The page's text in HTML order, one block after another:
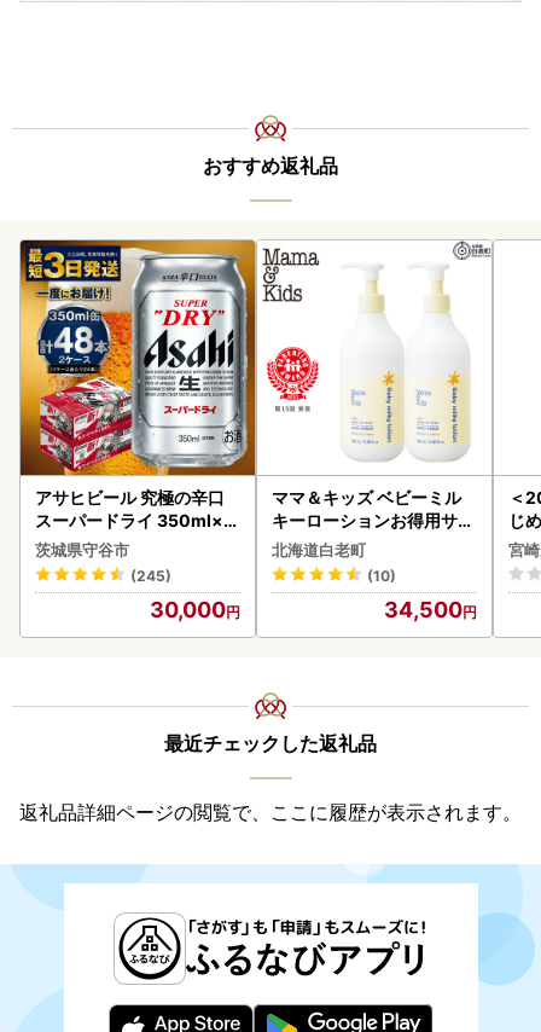
おすすめ返礼品
アサヒビール 究極の辛口
スーパードライ 350ml×4
8本 ビール
茨城県守谷市
(245)
30,000
ママ＆キッズ ベビーミル
キーローションお得用サイ
ズ 380ml 2本セット CH21
0
北海道白老町
(10)
34,500
＜
じ
ロ
宮
最近チェックした返礼品
返礼品詳細ページの閲覧で、ここに履歴が表示されます。